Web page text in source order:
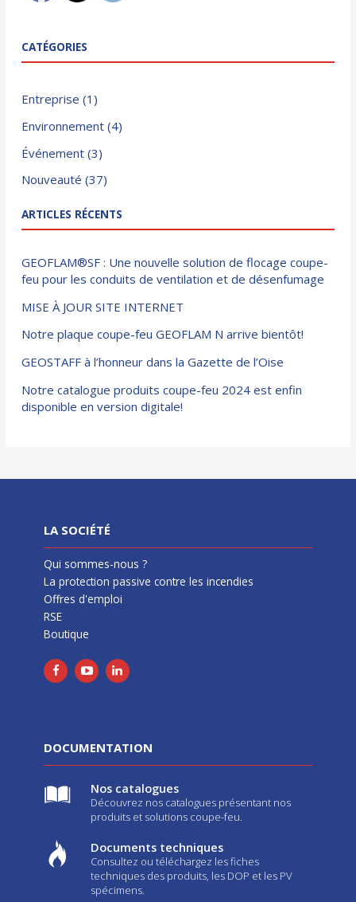
CATÉGORIES
Entreprise (1)
Environnement (4)
Événement (3)
Nouveauté (37)
ARTICLES RÉCENTS
GEOFLAM®SF : Une nouvelle solution de flocage coupe-
feu pour les conduits de ventilation et de désenfumage
MISE À JOUR SITE INTERNET
Notre plaque coupe-feu GEOFLAM N arrive bientôt!
GEOSTAFF à l’honneur dans la Gazette de l’Oise
Notre catalogue produits coupe-feu 2024 est enfin
disponible en version digitale!
LA SOCIÉTÉ
Qui sommes-nous ?
La protection passive contre les incendies
Offres d'emploi
RSE
Boutique
DOCUMENTATION
Nos catalogues
Découvrez nos catalogues présentant nos
produits et solutions coupe-feu.
Documents techniques
Consultez ou téléchargez les fiches
techniques des produits, les DOP et les PV
spécimens.